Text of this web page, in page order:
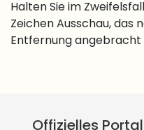
Halten Sie im
Zeichen Ausschau, das
Entfernung angebracht
Offizielles